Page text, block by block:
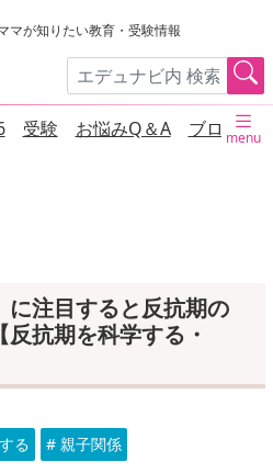
マが知りたい教育・受験情報
受験 お悩みQ＆A ブログmenu
に注目すると反抗期の
抗期を科学する・
る # 親子関係